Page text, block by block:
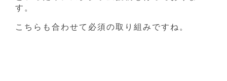
す。
こちらも合わせて必須の取り組みですね。